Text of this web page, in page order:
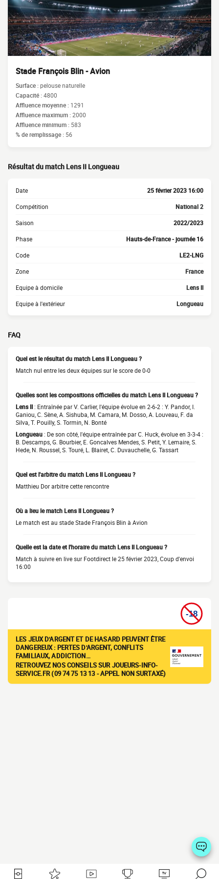
Stade François Blin - Avion
Surface :pelouse naturelle
Capacité :4800
Affluence moyenne : 1291
Affluence maximum :2000
Affluence minimum : 583
% de remplissage : 56
Résultat du match Lens II Longueau
Date 25 février 2023 16:00
Compétition National 2
Saison 2022/2023
Phase Hauts-de-France - journée 16
Code LE2-LNG
Zone France
Equipe à domicile Lens II
Equipe à l'extérieur Longueau
FAQ
Quel est le résultat du match Lens II Longueau ?
Match nul entre les deux équipes sur le score de 0-0
Quelles sont les compositions officielles du match Lens II Longueau ?
Lens II : Entraînée par V. Carlier, l'équipe évolue en 2-6-2 : Y. Pandor, I.
Ganiou, C. Sène, A. Sishuba, M. Camara, M. Dosso, A. Louveau, F. da
Silva, T. Pouilly, S. Tormin, N. Bonté
Longueau : De son côté, l'équipe entraînée par C. Huck, évolue en 3-3-4 :
B. Descamps, G. Bourbier, E. Goncalves Mendes, S. Petit, Y. Lemaire, S.
Hede, N. Roussel, S. Touré, L. Blairet, C. Duvauchelle, G. Tassart
Quel est l'arbitre du match Lens II Longueau ?
Matthieu Dor arbitre cette rencontre
Où a lieu le match Lens II Longueau ?
Le match est au stade Stade François Blin à Avion
Quelle est la date et l'horaire du match Lens II Longueau ?
Match à suivre en live sur Footdirect le 25 février 2023, Coup d'envoi
16:00
LES JEUX D'ARGENT ET DE HASARD PEUVENT ÊTRE
DANGEREUX : PERTES D'ARGENT, CONFLITS
FAMILIAUX, ADDICTION…
RETROUVEZ NOS CONSEILS SUR JOUEURS-INFO-
SERVICE.FR (09 74 75 13 13 - APPEL NON SURTAXÉ)